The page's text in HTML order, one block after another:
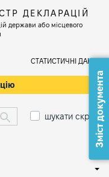
ДЕКЛАРАЦІЙ
держави або місцевого
СТАТИСТИЧНІ ДАНІ
шукати скрізьЗміст документа